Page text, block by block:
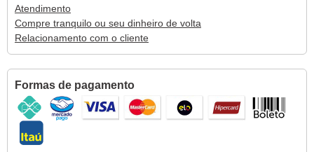
Atendimento
Compre tranquilo ou seu dinheiro de volta
Relacionamento com o cliente
Formas de pagamento